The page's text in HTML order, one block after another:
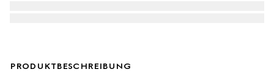
PRODUKTBESCHREIBUNG